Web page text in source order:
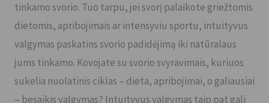
tinkamo svorio. Tuo tarpu, jei svorį palaikote griežtomis
dietomis, apribojimais ar intensyviu sportu, intuityvus
valgymas paskatins svorio padidėjimą iki natūralaus
jums tinkamo. Kovojate su svorio svyravimais, kuriuos
sukelia nuolatinis ciklas – dieta, apribojimai, o galiausiai
– besaikis valgymas? Intuityvus valgymas taip pat gali